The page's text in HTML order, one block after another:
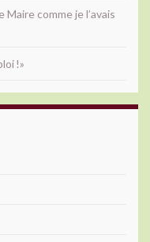
comme je l’avais
!»